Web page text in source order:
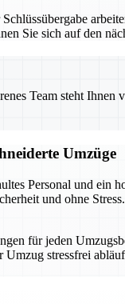
Sie sich auf den
Team steht
Umzüge
Personal und ein
und ohne
für jeden
stressfrei